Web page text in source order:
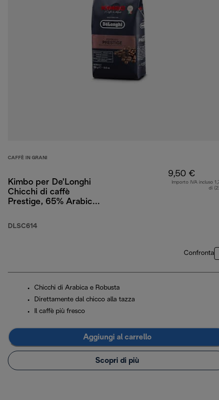
CAFFÈ IN GRANI
Kimbo per De’Longhi
Chicchi di caffè
Prestige, 65% Arabica
DLSC614
9,50 €
Importo IVA incluso
di
Confronta
Chicchi di Arabica e Robusta
Direttamente dal chicco alla tazza
Il caffè più fresco
Aggiungi al carrello
Scopri di più